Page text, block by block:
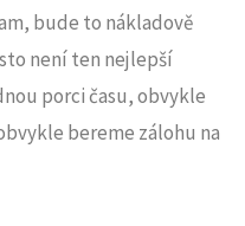
bude to nákladově
není ten nejlepší
porci času, obvykle
bereme zálohu na